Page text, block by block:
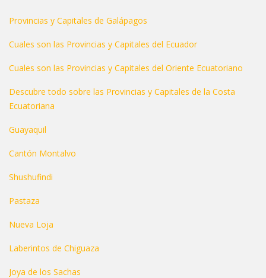
Provincias y Capitales de Galápagos
Cuales son las Provincias y Capitales del Ecuador
Cuales son las Provincias y Capitales del Oriente Ecuatoriano
Descubre todo sobre las Provincias y Capitales de la Costa
Ecuatoriana
Guayaquil
Cantón Montalvo
Shushufindi
Pastaza
Nueva Loja
Laberintos de Chiguaza
Joya de los Sachas